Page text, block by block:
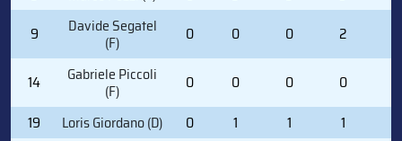
9
Davide Segatel
(F) 0 0 0 2
14 Gabriele Piccoli
(F) 0 0 0 0
19
Loris Giordano (D) 0 1 1 1